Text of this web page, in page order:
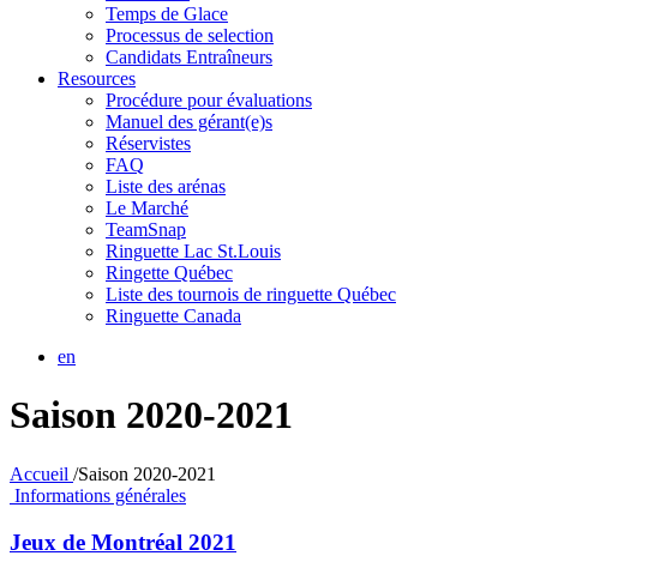
Temps de Glace
Processus de selection
Candidats Entraîneurs
Resources
Procédure pour évaluations
Manuel des gérant(e)s
Réservistes
FAQ
Liste des arénas
Le Marché
TeamSnap
Ringuette Lac St.Louis
Ringette Québec
Liste des tournois de ringuette Québec
Ringuette Canada
en
Saison 2020-2021
Accueil /Saison 2020-2021
Informations générales
Jeux de Montréal 2021